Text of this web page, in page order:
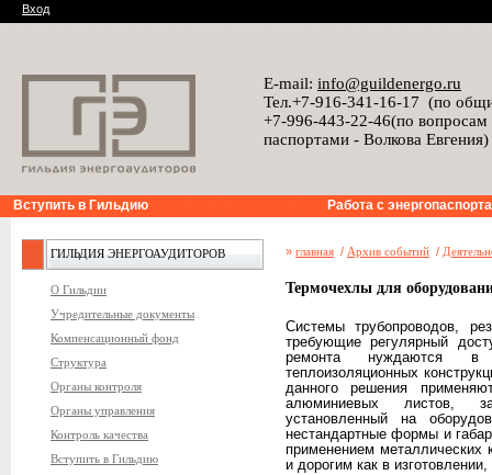
Вход
E-mail: info@guildenergo.ru
Тел.+7-916-341-16-17 (по
+7-996-443-22-46(по
паспортами - Волкова Евгения)
Вступить в Гильдию Работа с
ГИЛЬДИЯ ЭНЕРГОАУДИТОРОВ
О Гильдии
Учредительные документы
Компенсационный фонд
Структура
Органы контроля
Органы управления
Контроль качества
Вступить в Гильдию
» главная / Архив событий /
Термочехлы для
Системы трубопроводов,
требующие регулярный
ремонта нуждаются в
теплоизоляционных
данного решения
алюминиевых листов,
установленный на
нестандартные формы и
применением металлических
и дорогим как в